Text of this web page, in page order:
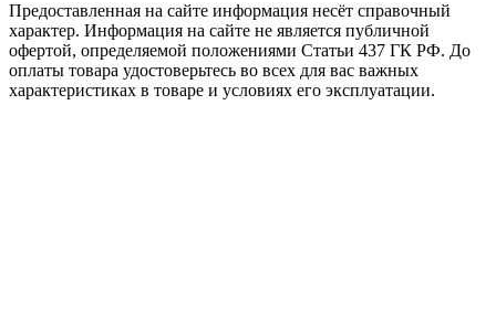
Предоставленная на сайте информация несёт справочный
характер. Информация на сайте не является публичной
офертой, определяемой положениями Статьи 437 ГК РФ. До
оплаты товара удостоверьтесь во всех для вас важных
характеристиках в товаре и условиях его эксплуатации.